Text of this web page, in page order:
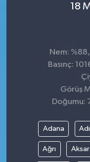
18
Nem:
Basınç:
Görüş
Doğumu:
Adana
Ağrı